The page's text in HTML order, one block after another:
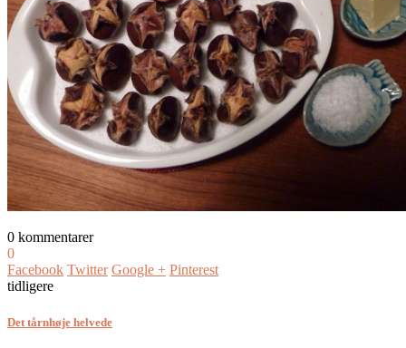
0 kommentarer
0
Facebook Twitter Google + Pinterest
tidligere
Det tårnhøje helvede